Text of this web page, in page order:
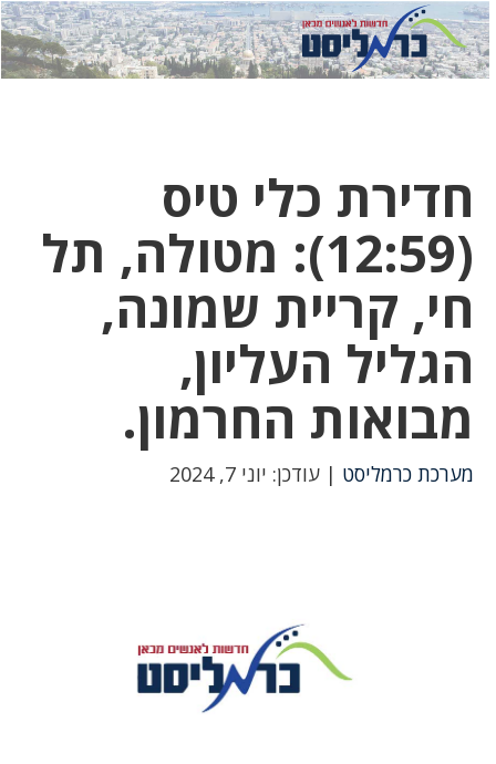
לחץ
כאן
לחץ
כדי
חדירת כלי טיס
(12:59): מטולה, תל
חי, קריית שמונה,
הגליל העליון,
מבואות החרמון.
מערכת כרמליסט | עודכן: יוני 7, 2024